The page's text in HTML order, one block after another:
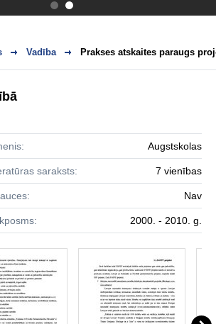
.
Vadība Prakses atskaites paraugs
Augstskolas
saraksts: 7 vienības
Nav
2000. - 2010. g.